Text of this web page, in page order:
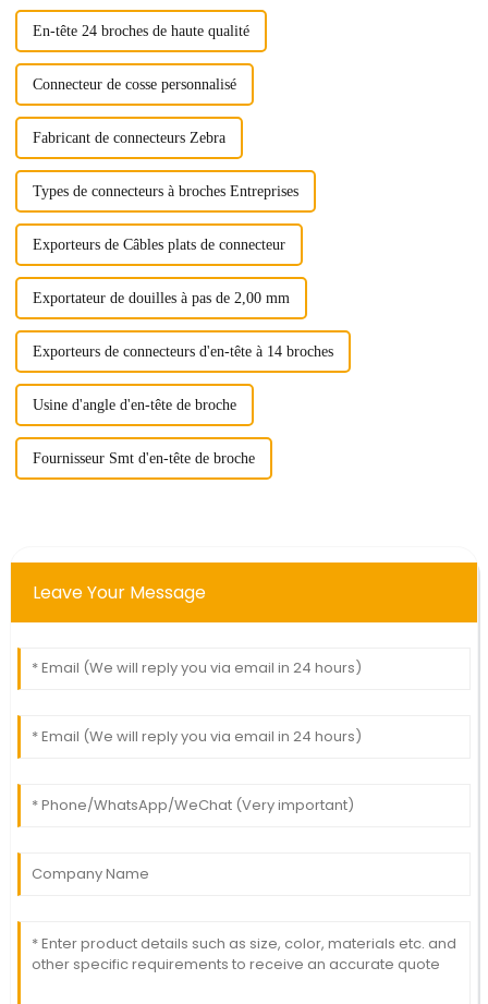
En-tête 24 broches de haute qualité
Connecteur de cosse personnalisé
Fabricant de connecteurs Zebra
Types de connecteurs à broches Entreprises
Exporteurs de Câbles plats de connecteur
Exportateur de douilles à pas de 2,00 mm
Exporteurs de connecteurs d'en-tête à 14 broches
Usine d'angle d'en-tête de broche
Fournisseur Smt d'en-tête de broche
Leave Your Message